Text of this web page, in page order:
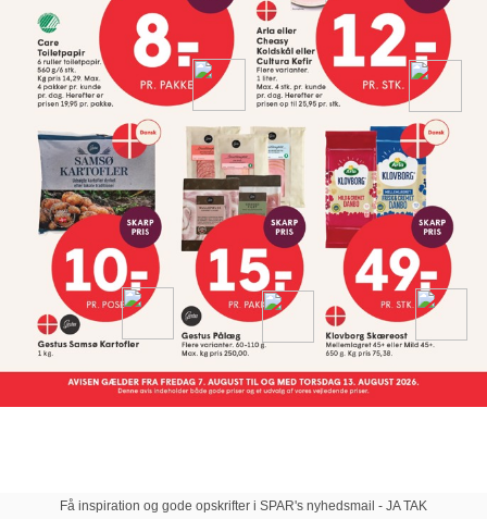
Få inspiration og gode opskrifter i SPAR's nyhedsmail - JA TAK